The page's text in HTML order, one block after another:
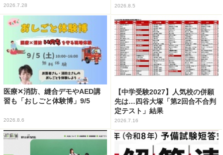
2026.7.28 2026.8.5
医療✕消防、縫合デモやAED講
習も「おしごと体験博」9/5
2026.8.6
【中学受験2027】人気校の併願
先は…四谷大塚「第2回合不合判
定テスト」結果
2026.7.16